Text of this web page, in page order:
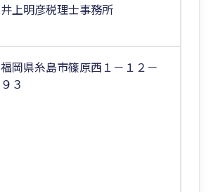
井上明彦税理士事務所
福岡県糸島市篠原西１－１２－
９３